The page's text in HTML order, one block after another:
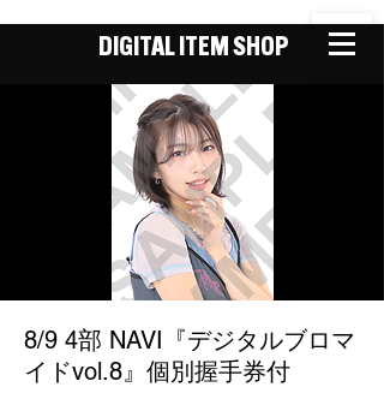
DIGITAL ITEM SHOP
8/9 4部 NAVI『デジタルブロマ
イドvol.8』個別握手券付